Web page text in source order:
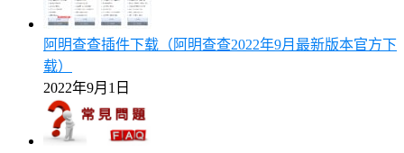
阿明查查插件下载（阿明查查2022年9月最新版本官方下
载）
2022年9月1日